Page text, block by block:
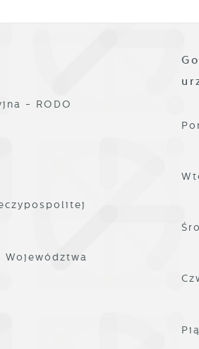
- RODO
Województwa
do Twoich potrzeb.
pozwalają na uzyskanie
witryny internetowej,
z jaką odwiedzane są nasze
na ocenę naszych serwisów
funkcjonalności.
aktualności na stronach naszych
pliki cookies służą do prezentowania
na podstawie analizy Twoich
Treści promocyjne mogą pojawić się
lub firm będących naszymi
mediów społecznościowych.